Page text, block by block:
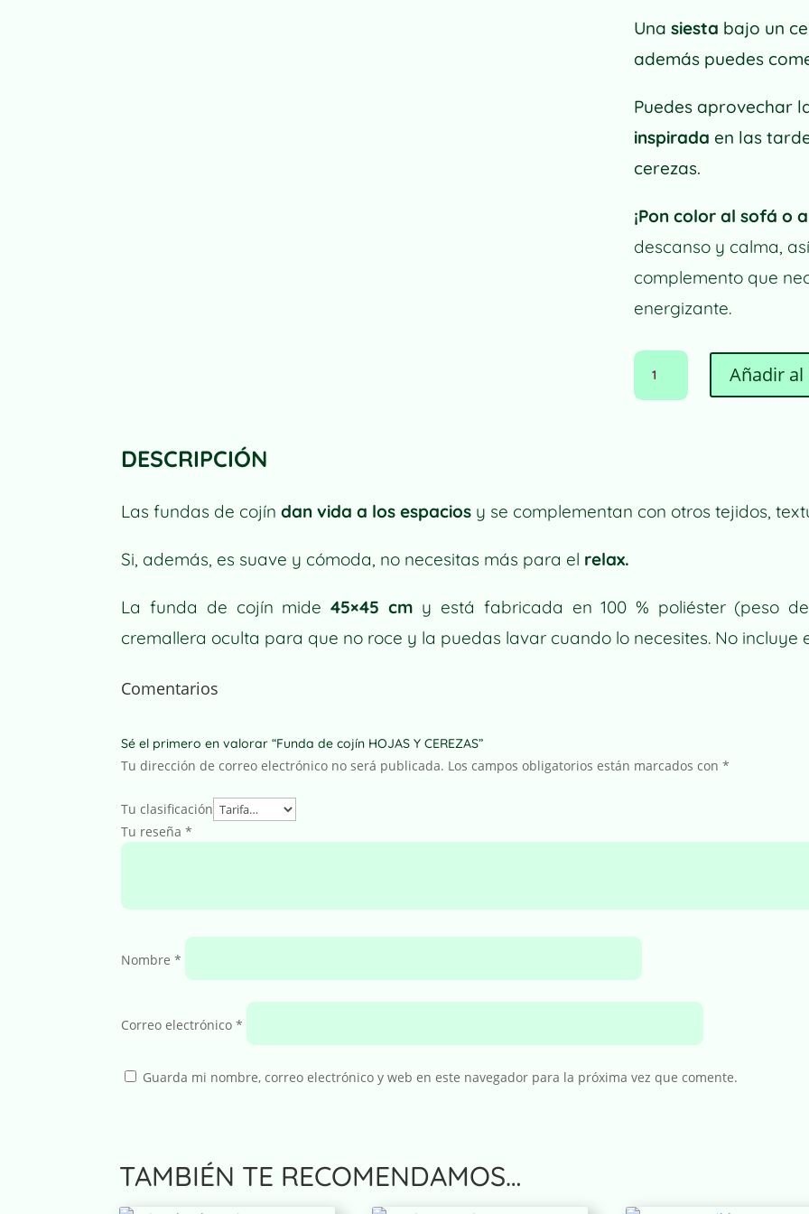
Una siesta bajo un
además puedes
Puedes aprovechar
inspirada en las
cerezas.
¡Pon color al sofá o
descanso y calma,
complemento que
energizante.
FUNDA
DE
COJÍN
Añadir
DESCRIPCIÓN
Las fundas de cojíndan vida a los espacios y se complementan con otros tejidos,
Si, además, es suave y cómoda, no necesitas más para el relax.
La funda de cojín mide 45×45 cm y está fabricada en 100 % poliéster (peso
cremallera oculta para que no roce y la puedas lavar cuando lo necesites. No incluye
Comentarios
Sé el primero en valorar “Funda de cojín HOJAS Y CEREZAS”
Tu dirección de correo electrónico no será publicada. Los campos obligatorios están marcados con*
Tu clasificación
Tu reseña*
Nombre*
Correo electrónico*
Guarda mi nombre, correo electrónico y web en este navegador para la próxima vez que comente.
A
t
TAMBIÉN TE RECOMENDAMOS…